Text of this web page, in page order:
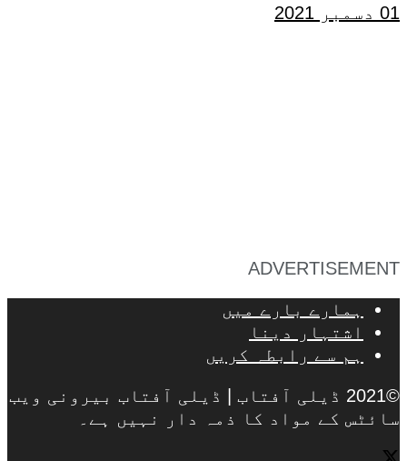
01 دسمبر 2021
ADVERTISEMENT
ہمارے بارے میں
اشتہار دینا
ہم سے رابطہ کریں
©2021 ڈیلی آفتاب | ڈیلی آفتاب بیرونی ویب
سائٹس کے مواد کا ذمہ دار نہیں ہے۔